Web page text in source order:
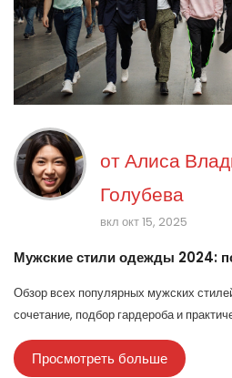
отАлиса
Голубева
вкл окт 15, 2025
Мужские стили одежды 2024:
Обзор всех популярных мужских
сочетание, подбор гардероба и
Просмотреть больше